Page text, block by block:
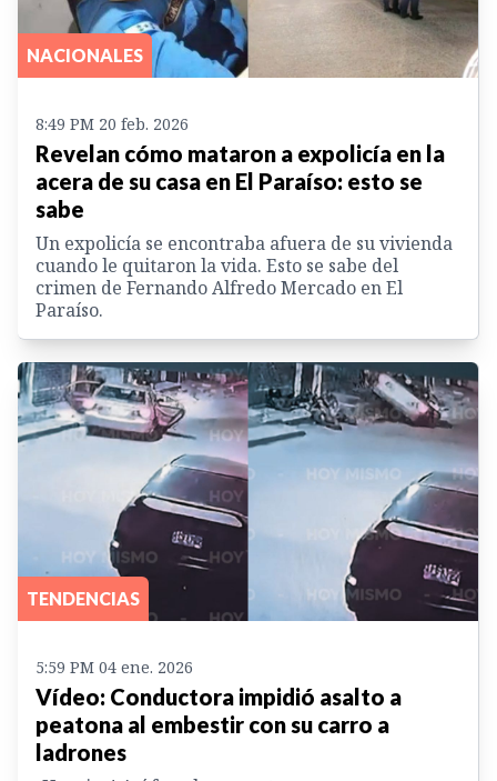
NACIONALES
8:49 PM 20 feb. 2026
Revelan cómo mataron a expolicía en la
acera de su casa en El Paraíso: esto se
sabe
Un expolicía se encontraba afuera de su vivienda
cuando le quitaron la vida. Esto se sabe del
crimen de Fernando Alfredo Mercado en El
Paraíso.
TENDENCIAS
5:59 PM 04 ene. 2026
Vídeo: Conductora impidió asalto a
peatona al embestir con su carro a
ladrones